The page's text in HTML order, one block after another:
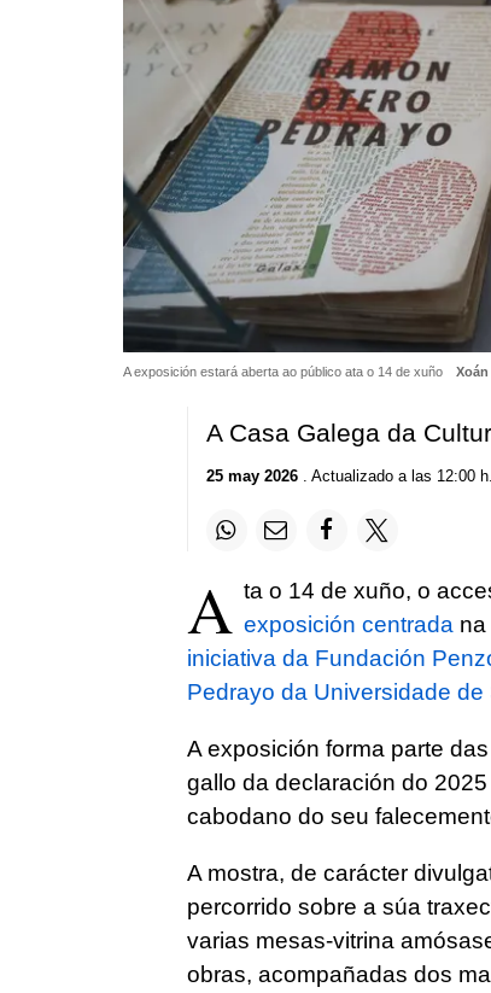
A exposición estará aberta ao público ata o 14 de xuño
A Casa Galega da
25 may 2026. Actualizado a las 12:00 h.
A ta o 14 de xuño, o
exposición centrada
iniciativa da Fundación
Pedrayo da Universidade
A exposición forma parte
gallo da declaración do
cabodano do seu
A mostra, de carácter
percorrido sobre a súa
varias mesas-vitrina
obras, acompañadas dos